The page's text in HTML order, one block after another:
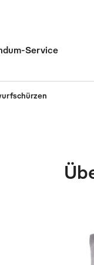
Service